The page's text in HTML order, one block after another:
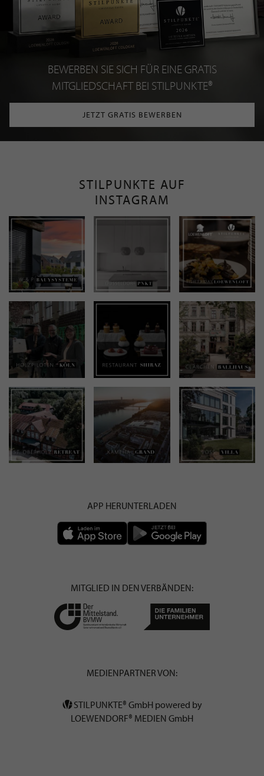
BEWERBEN SIE SICH FÜR EINE GRATIS
MITGLIEDSCHAFT BEI STILPUNKTE®
JETZT GRATIS BEWERBEN
STILPUNKTE AUF
INSTAGRAM
APP HERUNTERLADEN
MITGLIED IN DEN VERBÄNDEN:
MEDIENPARTNER VON:
STILPUNKTE® GmbH powered by
LOEWENDORF® MEDIEN GmbH